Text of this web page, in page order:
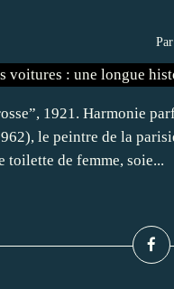
1921. Harmonie
le peintre de la
toilette de femme, soie...